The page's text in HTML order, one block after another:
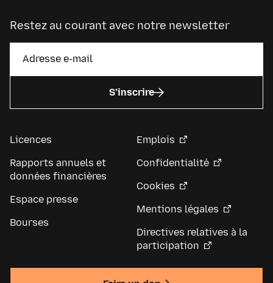
Restez au courant avec notre newsletter
S’inscrire
Licences
Rapports annuels et
données financières
Espace presse
Bourses
Emplois
Confidentialité
Cookies
Mentions légales
Directives relatives à la
participation